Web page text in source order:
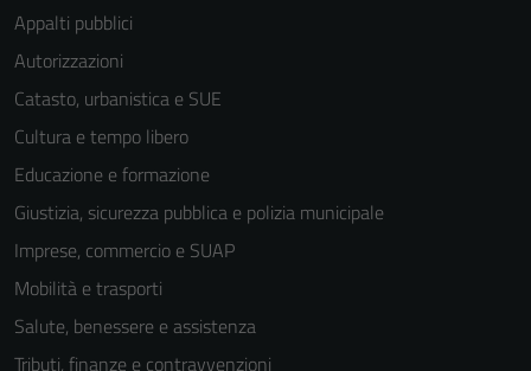
Appalti pubblici
Autorizzazioni
Catasto, urbanistica e SUE
Cultura e tempo libero
Educazione e formazione
Giustizia, sicurezza pubblica e polizia municipale
Imprese, commercio e SUAP
Mobilità e trasporti
Salute, benessere e assistenza
Tributi, finanze e contravvenzioni
Tecnici
Questi cookie